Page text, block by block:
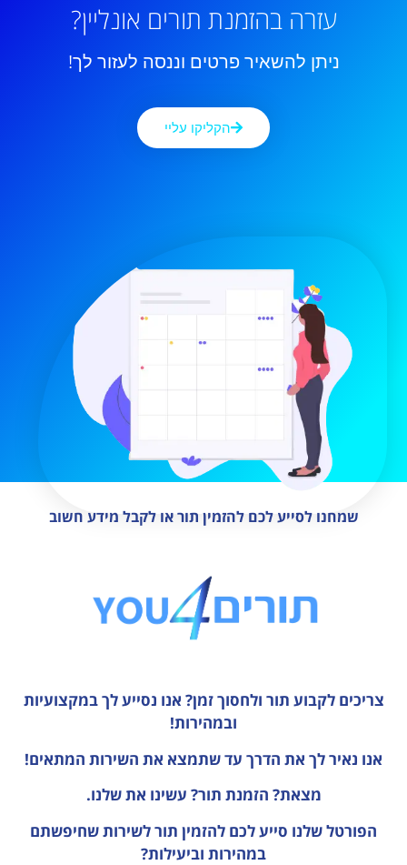
עזרה בהזמנת תורים אונליין?
ניתן להשאיר פרטים וננסה לעזור לך!
הקליקו עליי
שמחנו לסייע לכם להזמין תור או לקבל מידע חשוב
צריכים לקבוע תור ולחסוך זמן? אנו נסייע לך במקצועיות
ובמהירות!
אנו נאיר לך את הדרך עד שתמצא את השירות המתאים!
מצאת? הזמנת תור? עשינו את שלנו.
הפורטל שלנו סייע לכם להזמין תור לשירות שחיפשתם
במהירות וביעילות?